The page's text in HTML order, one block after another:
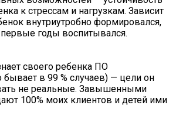
к стрессам и нагрузкам. Зависит
внутриутробно формировался,
годы воспитывался.
своего ребенка ПО
в 99 % случаев) — цели он
не реальные. Завышенными
100% моих клиентов и детей ими